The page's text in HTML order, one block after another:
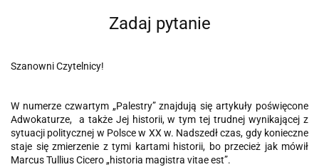
Zadaj pytanie
Szanowni Czytelnicy!
W numerze czwartym „Palestry” znajdują się artykuły poświęcone
Adwokaturze, a także Jej historii, w tym tej trudnej wynikającej z
sytuacji politycznej w Polsce w XX w. Nadszedł czas, gdy konieczne
staje się zmierzenie z tymi kartami historii, bo przecież jak mówił
Marcus Tullius Cicero „historia magistra vitae est”.